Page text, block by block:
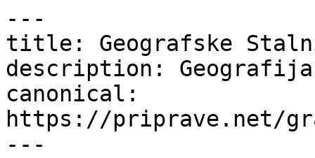
---
title: Geografske
description:
canonical:
https://priprave.net/
---